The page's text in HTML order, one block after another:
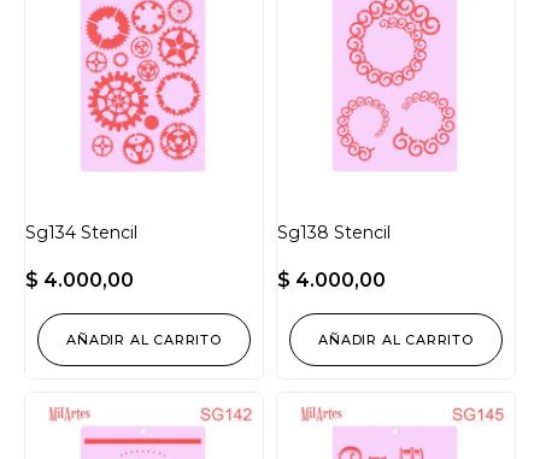
Sg134 Stencil
$ 4.000,00
AÑADIR AL CARRITO
Sg138 Stencil
$ 4.000,00
AÑADIR AL CARRITO